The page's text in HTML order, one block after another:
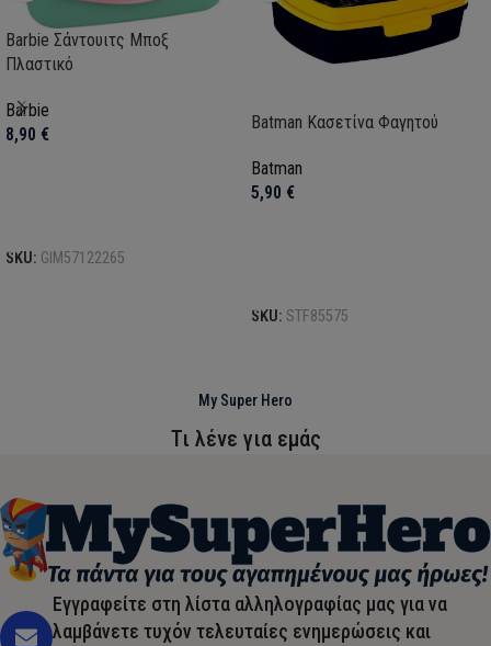
Barbie Σάντουιτς Μποξ
Πλαστικό
Barbie
8,90 €
SKU: GIM57122265
Batman Κασετίνα Φαγητού
Batman
5,90 €
SKU: STF85575
My Super Hero
Τι λένε για εμάς
Εγγραφείτε στη λίστα αλληλογραφίας μας για να
λαμβάνετε τυχόν τελευταίες ενημερώσεις και